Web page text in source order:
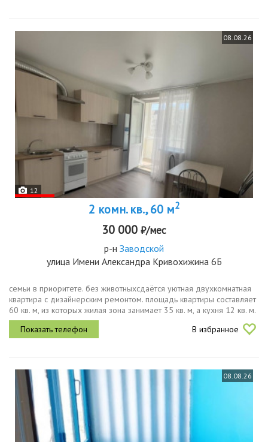
08.08.26
12
2 комн. кв., 60 м2
30 000 ₽/мес
р-н Заводской
улица Имени Александра Кривохижина 6Б
семьи в приоритете. без животныхсдаётся уютная двухкомнатная
квартира с дизайнерским ремонтом. площадь квартиры составляет
60 кв. м, из которых жилая зона занимает 35 кв. м, а кухня 12 кв. м.
квартира расположена на 8 этаже 16этажного дома, окна...
В избранное
08.08.26